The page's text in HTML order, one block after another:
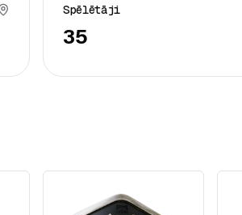
Spēlētāji
35